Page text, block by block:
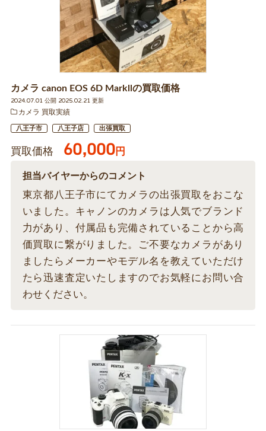
カメラ canon EOS 6D Markllの買取価格
2024.07.01 公開 2025.02.21 更新
カメラ 買取実績
八王子市 八王子店 出張買取
買取価格 60,000円
担当バイヤーからのコメント
東京都八王子市にてカメラの出張買取をおこな
いました。キャノンのカメラは人気でブランド
力があり、付属品も完備されていることから高
価買取に繋がりました。ご不要なカメラがあり
ましたらメーカーやモデル名を教えていただけ
たら迅速査定いたしますのでお気軽にお問い合
わせください。